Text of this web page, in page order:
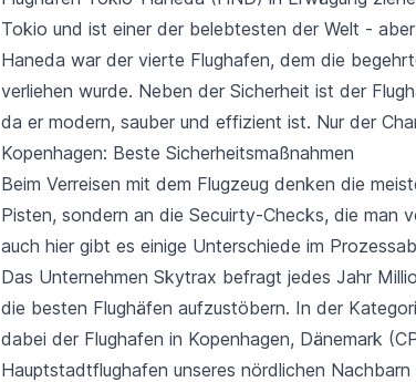
Tokio und ist einer der belebtesten der Welt -
Haneda war der vierte Flughafen, dem die
verliehen wurde. Neben der Sicherheit ist der
da er modern, sauber und effizient ist. Nur der
Kopenhagen: Beste Sicherheitsmaßnahmen
Beim Verreisen mit dem Flugzeug denken die
Pisten, sondern an die Secuirty-Checks, die man
auch hier gibt es einige Unterschiede im
Das Unternehmen Skytrax befragt jedes Jahr
die besten Flughäfen aufzustöbern. In der
dabei der Flughafen in Kopenhagen, Dänemark
Hauptstadtflughafen unseres nördlichen